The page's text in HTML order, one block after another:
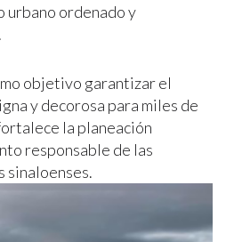
ordenado y
objetivo garantizar el
y decorosa para miles de
la planeación
responsable de las
sinaloenses.